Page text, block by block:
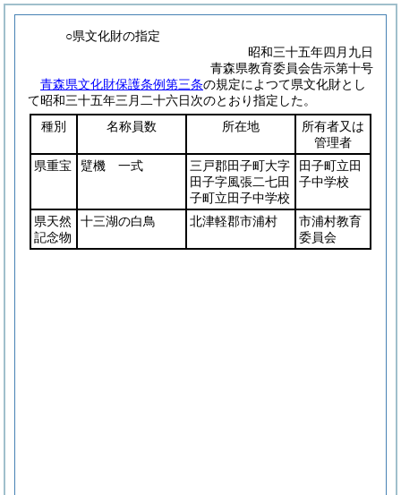
○県文化財の指定
昭和三十五年四月九日
青森県教育委員会告示第十号
青森県文化財保護条例第三条の規定によつて県文化財とし
て昭和三十五年三月二十六日次のとおり指定した。
種別
名称員数 所在地
所有者又は
管理者
県重宝
躄機 一式
三戸郡田子町大字
田子字風張二七田
子町立田子中学校
田子町立田
子中学校
県天然
記念物
十三湖の白鳥 北津軽郡市浦村
市浦村教育
委員会